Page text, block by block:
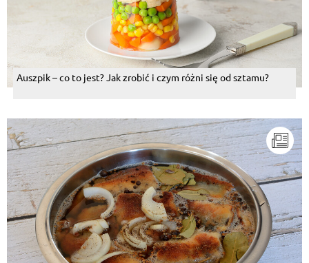
Auszpik – co to jest? Jak zrobić i czym różni się od sztamu?